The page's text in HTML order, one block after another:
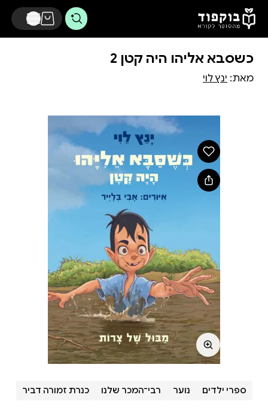
דלג לתוכן הראשי
כשסבא אליהו היה קטן 2
מאת: ינץ לוי
ספרי ילדים נוער רבי־המכר שלנו כנרת זמורה דביר